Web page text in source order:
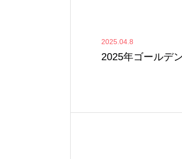
2025.04.8
2025年ゴールデ